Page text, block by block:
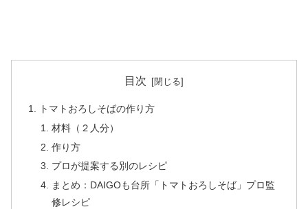
目次
トマトおろしそばの作り方
材料（２人分）
作り方
プロが提案する別のレシピ
まとめ：DAIGOも台所「トマトおろしそば」プロ監
修レシピ